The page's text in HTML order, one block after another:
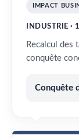
IMPACT
INDUSTRIE ·
Recalcul des
conquête
Conquête